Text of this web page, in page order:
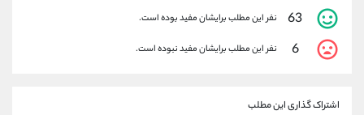
63 نفر این مطلب برایشان مفید بوده است.
6 نفر این مطلب برایشان مفید نبوده است.
اشتراک گذاری این مطلب